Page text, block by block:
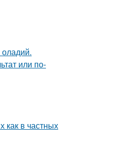
или по-
как в частных